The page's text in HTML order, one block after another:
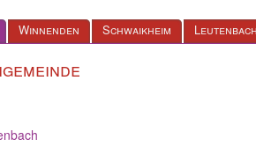
Winnenden Schwaikheim Leutenbach